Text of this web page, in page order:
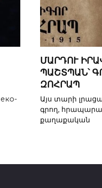
ՄԱՐԴՈՒ
ՊԱՇՏՊԱՆ՝
ԶՈՀՐԱՊ
Այս տարի
գրող,
քաղաքական